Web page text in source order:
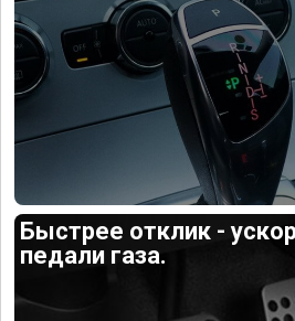
Быстрее отклик -
педали газа.